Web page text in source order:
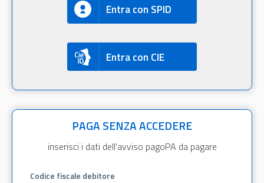
Entra con SPID
Entra con CIE
PAGA SENZA ACCEDERE
inserisci i dati dell'avviso pagoPA da pagare
Codice fiscale debitore